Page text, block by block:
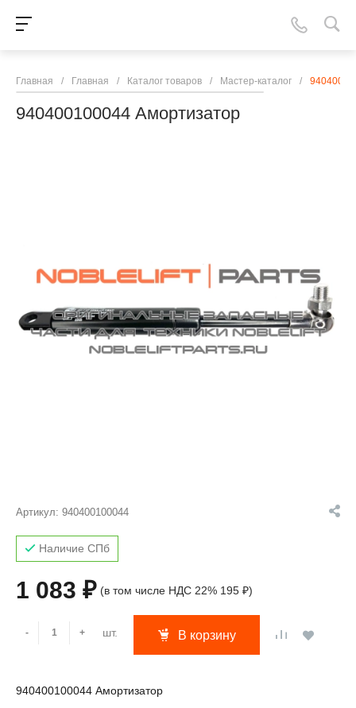
Главная / Главная / Каталог товаров / Мастер-каталог /
940400100044 Амортизатор
Артикул: 940400100044
Наличие СПб
1 083 ₽ (в том числе НДС 22% 195 ₽)
- + шт. В корзину
940400100044 Амортизатор